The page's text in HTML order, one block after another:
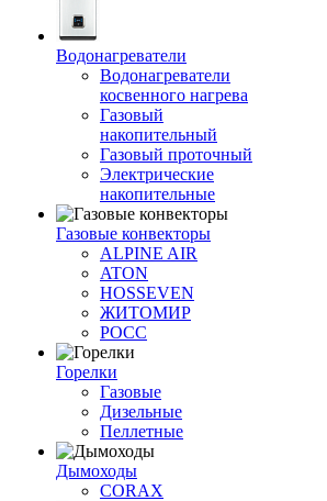
Водонагреватели
Водонагреватели
косвенного нагрева
Газовый
накопительный
Газовый проточный
Электрические
накопительные
Газовые конвекторы
ALPINE AIR
ATON
HOSSEVEN
ЖИТОМИР
РОСС
Горелки
Газовые
Дизельные
Пеллетные
Дымоходы
CORAX